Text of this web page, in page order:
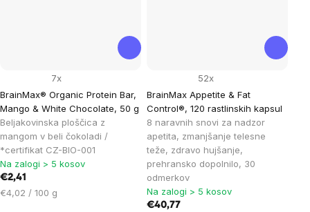
BrainMax® Organic Protein Bar,
Mango & White Chocolate, 50 g
Beljakovinska ploščica z
mangom v beli čokoladi /
*certifikat CZ-BIO-001
7x
Na zalogi > 5 kosov
€2,41
Cena
€4,02 / 100 g
BrainMax Appetite & Fat
Control®, 120 rastlinskih kapsul
8 naravnih snovi za nadzor
apetita, zmanjšanje telesne
teže, zdravo hujšanje,
prehransko dopolnilo, 30
odmerkov
52x
Na zalogi > 5 kosov
€40,77